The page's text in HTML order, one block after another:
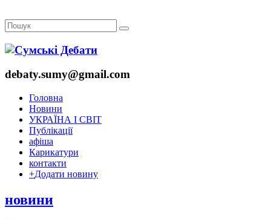
debaty.sumy@gmail.com
Головна
Новини
УКРАЇНА І СВІТ
Публікації
афіша
Карикатури
контакти
+Додати новину
новини